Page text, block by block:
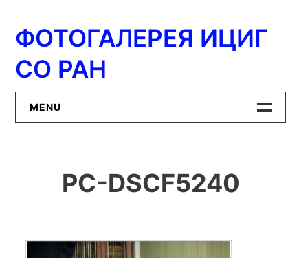
содержимому
ФОТОГАЛЕРЕЯ ИЦИГ
СО РАН
MENU
ИЦиГ СО РАН
PC-DSCF5240